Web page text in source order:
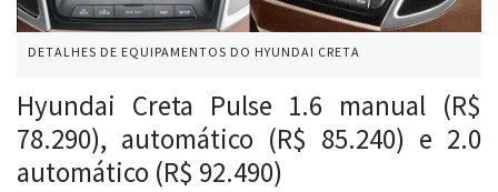
DETALHES DE EQUIPAMENTOS DO HYUNDAI CRETA
Hyundai Creta Pulse 1.6 manual (R$
78.290), automático (R$ 85.240) e 2.0
automático (R$ 92.490)